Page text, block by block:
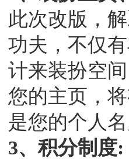
此次改版，
功夫，不仅
计来装扮空
您的主页，
是您的个人
3、积分制度: